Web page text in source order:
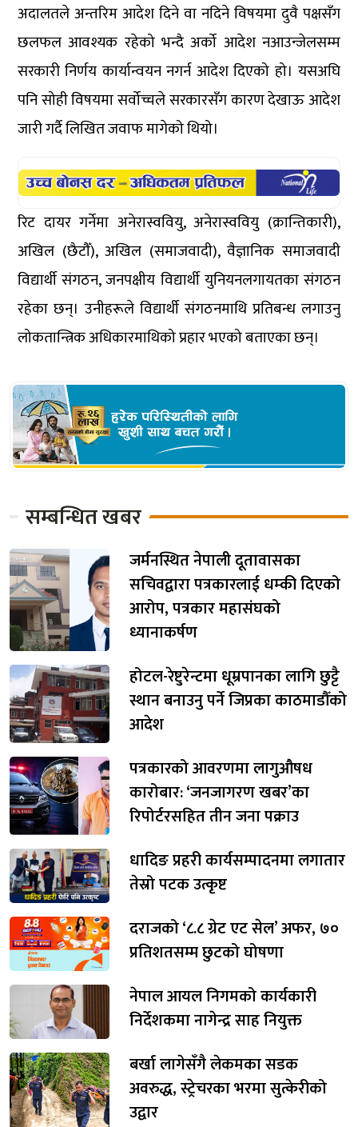
अदालतले अन्तरिम आदेश दिने वा नदिने विषयमा दुवै पक्षसँग
छलफल आवश्यक रहेको भन्दै अर्को आदेश नआउन्जेलसम्म
सरकारी निर्णय कार्यान्वयन नगर्न आदेश दिएको हो। यसअघि
पनि सोही विषयमा सर्वोच्चले सरकारसँग कारण देखाऊ आदेश
जारी गर्दै लिखित जवाफ मागेको थियो।
रिट दायर गर्नेमा अनेरास्ववियु, अनेरास्ववियु (क्रान्तिकारी),
अखिल (छैटौँ), अखिल (समाजवादी), वैज्ञानिक समाजवादी
विद्यार्थी संगठन, जनपक्षीय विद्यार्थी युनियनलगायतका संगठन
रहेका छन्। उनीहरूले विद्यार्थी संगठनमाथि प्रतिबन्ध लगाउनु
लोकतान्त्रिक अधिकारमाथिको प्रहार भएको बताएका छन्।
सम्बन्धित खबर
जर्मनस्थित नेपाली दूतावासका
सचिवद्वारा पत्रकारलाई धम्की दिएको
आरोप, पत्रकार महासंघको
ध्यानाकर्षण
होटल-रेष्टुरेन्टमा धूम्रपानका लागि छुट्टै
स्थान बनाउनु पर्ने जिप्रका काठमाडौँको
आदेश
पत्रकारको आवरणमा लागुऔषध
कारोबार: ‘जनजागरण खबर’का
रिपोर्टरसहित तीन जना पक्राउ
धादिङ प्रहरी कार्यसम्पादनमा लगातार
तेस्रो पटक उत्कृष्ट
दराजको ‘८.८ ग्रेट एट सेल’ अफर, ७०
प्रतिशतसम्म छुटको घोषणा
नेपाल आयल निगमको कार्यकारी
निर्देशकमा नागेन्द्र साह नियुक्त
बर्खा लागेसँगै लेकमका सडक
अवरुद्ध, स्ट्रेचरका भरमा सुत्केरीको
उद्वार